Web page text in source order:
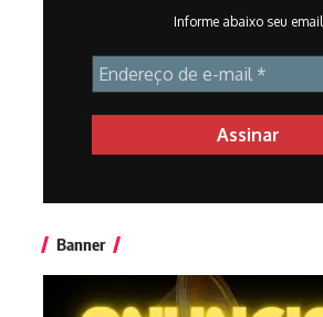
Informe abaixo seu email
Banner